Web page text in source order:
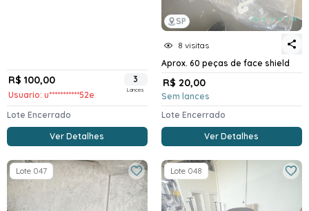
R$ 100,00
Usuario: u***********52e
3
Lances
Lote Encerrado
Ver Detalhes
SP
8 visitas
Aprox. 60 peças de face shield
R$ 20,00
Sem lances
Lote Encerrado
Ver Detalhes
Lote 047 Lote 048